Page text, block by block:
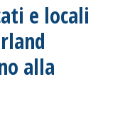
e locali
alla